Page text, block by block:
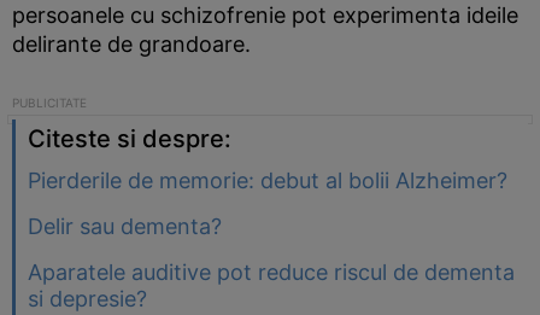
persoanele cu schizofrenie pot experimenta ideile
delirante de grandoare.
Citeste si despre:
Pierderile de memorie: debut al bolii Alzheimer?
Delir sau dementa?
Aparatele auditive pot reduce riscul de dementa
si depresie?